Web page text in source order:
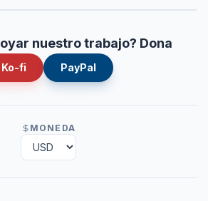
nuestro trabajo? Dona
Ko-fi PayPal
MONEDA